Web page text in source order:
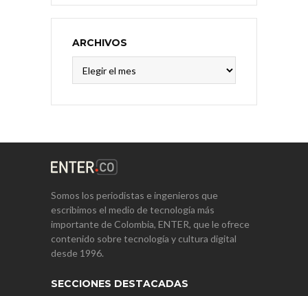
ARCHIVOS
Somos los periodistas e ingenieros que
escribimos el medio de tecnología más
importante de Colombia, ENTER, que le ofrece
contenido sobre tecnología y cultura digital
desde 1996.
SECCIONES DESTACADAS